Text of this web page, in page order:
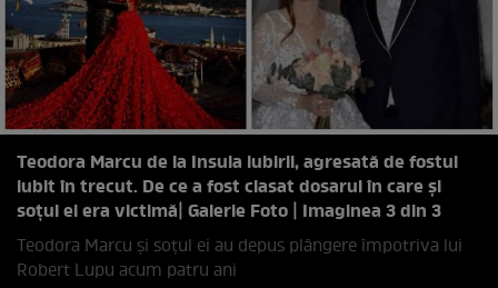
Teodora Marcu de la Insula iubirii, agresată de fostul
iubit în trecut. De ce a fost clasat dosarul în care și
soțul ei era victimă| Galerie Foto | Imaginea 3 din 3
Teodora Marcu și soțul ei au depus plângere împotriva lui
Robert Lupu acum patru ani